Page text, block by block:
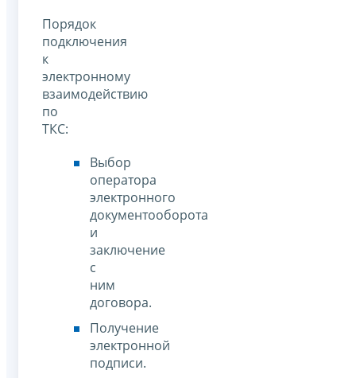
Порядок
подключения
к
электронному
взаимодействию
по
ТКС:
Выбор
оператора
электронного
документооборота
и
заключение
с
ним
договора.
Получение
электронной
подписи.